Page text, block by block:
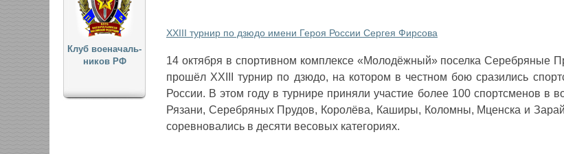
XXIII турнир по дзюдо имени Героя России Сергея Фирсова
14 октября в спортивном комплексе «Молодёжный» поселка Серебряные
прошёл XXIII турнир по дзюдо, на котором в честном бою сразились
России. В этом году в турнире приняли участие более 100 спортсменов в
Рязани, Серебряных Прудов, Королёва, Каширы, Коломны, Мценска и
соревновались в десяти весовых категориях.
Клуб военачаль-
ников РФ